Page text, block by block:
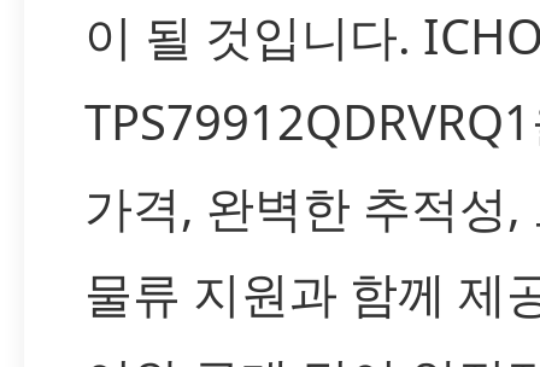
이 될 것입니다.
가격, 완벽한 추적성
물류 지원과 함께 제